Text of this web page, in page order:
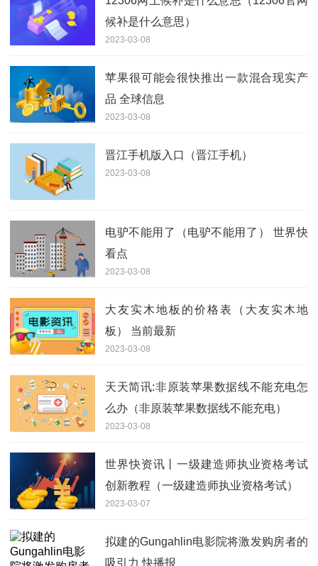
候补是什么意思）
2023-03-08
苹果很可能会很快推出一款混合现实产
品 全球信息
2023-03-08
晋江手机版入口（晋江手机）
2023-03-08
电驴不能用了（电驴不能用了） 世界快
看点
2023-03-08
大友实木地板的价格表（大友实木地
板） 当前最新
2023-03-08
天天简讯:非原装苹果数据线不能充电怎
么办（非原装苹果数据线不能充电）
2023-03-08
世界快资讯丨一级建造师执业资格考试
创新教程（一级建造师执业资格考试）
2023-03-07
拟建的Gungahlin电影院将激发购房者的
吸引力 快播报